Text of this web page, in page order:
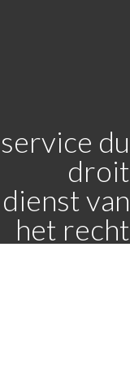
du
droit
van
het recht